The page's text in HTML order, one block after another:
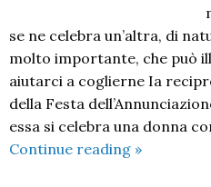
se ne celebra un’altra, di
molto importante, che può
aiutarci a coglierne Ia
della Festa
essa si celebra una donna
Continue reading La
»